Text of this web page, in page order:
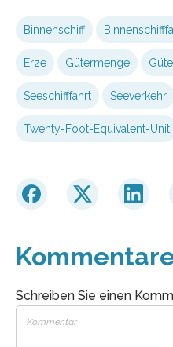
Binnenschiff
Erze Gütermenge
Seeschifffahrt Seeverkehr
Twenty-Foot-Equivalent-Unit
Schreiben Sie einen